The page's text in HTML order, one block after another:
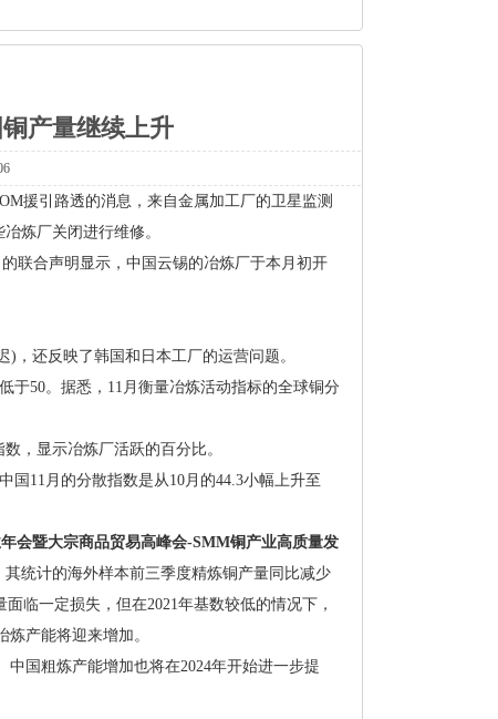
产量继续上升
援引路透的消息，来自金属加工厂的卫星监测
炼厂关闭进行维修。
联合声明显示，中国云锡的冶炼厂于本月初开
，还反映了韩国和日本工厂的运营问题。
于50。据悉，11月衡量冶炼活动指标的全球铜分
，显示冶炼厂活跃的百分比。
国11月的分散指数是从10月的44.3小幅上升至
会暨大宗商品贸易高峰会-SMM铜产业高质量发
统计的海外样本前三季度精炼铜产量同比减少
临一定损失，但在2021年基数较低的情况下，
产能将迎来增加。
国粗炼产能增加也将在2024年开始进一步提